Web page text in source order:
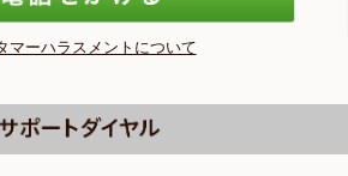
マーハラスメントについて